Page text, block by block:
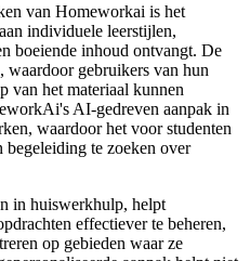
van Homeworkai is het
individuele leerstijlen,
boeiende inhoud ontvangt. De
gebruikers van hun
van het materiaal kunnen
AI-gedreven aanpak in
waardoor het voor studenten
te zoeken over
in huiswerkhulp, helpt
effectiever te beheren,
op gebieden waar ze